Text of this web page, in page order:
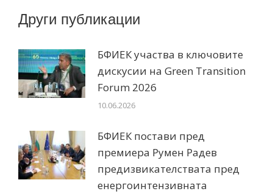
Други публикации
БФИЕК участва в ключовите
дискусии на Green Transition
Forum 2026
10.06.2026
БФИЕК постави пред
премиера Румен Радев
предизвикателствата пред
енергоинтензивната